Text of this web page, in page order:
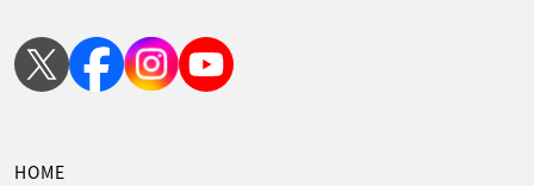
HOME